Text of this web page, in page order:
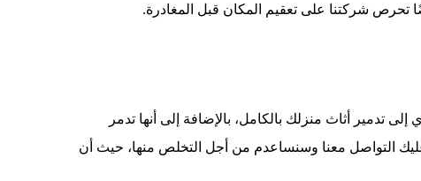
تحرص شركتنا على تعقيم المكان قبل المغادرة.
أثاث منزلك بالكامل، بالإضافة إلى أنها تدمر
التواصل معنا وسنساعدم من أجل التخلص منها، حيث أن